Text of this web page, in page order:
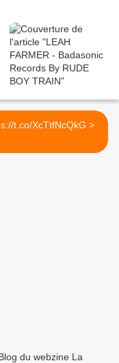
https://t.co/XcTtfNcQkG >
du webzine La